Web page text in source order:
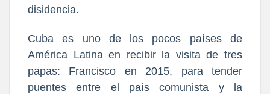
disidencia.
Cuba es uno de los pocos países de
América Latina en recibir la visita de tres
papas: Francisco en 2015, para tender
puentes entre el país comunista y la